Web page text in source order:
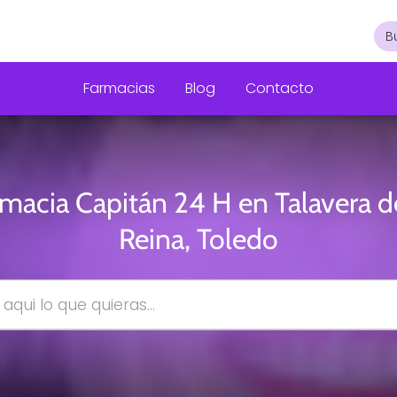
Farmacias Blog Contacto
Capitán 24 H en Talavera
Reina, Toledo